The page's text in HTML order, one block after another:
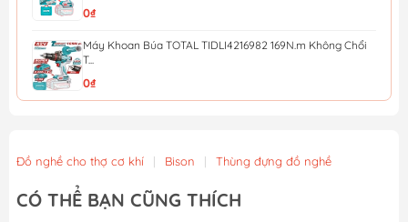
0₫
Máy Khoan Búa TOTAL TIDLI4216982 169N.m Không Chổi
T...
0₫
Bộ 5 kìm tay cầm TPR chuyên dụng TOTAL THT2K0588
432.000₫
Đồ nghề cho thợ cơ khí | Bison | Thùng đựng đồ nghề
CÓ THỂ BẠN CŨNG THÍCH